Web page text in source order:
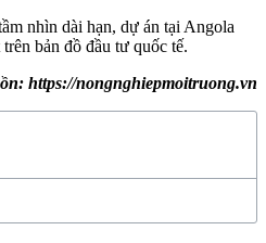
nhìn dài hạn, dự án tại Angola
bản đồ đầu tư quốc tế.
https://nongnghiepmoitruong.vn